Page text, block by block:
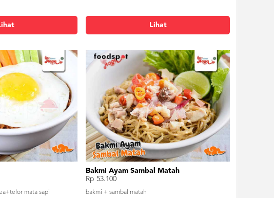
Lihat
mata sapi
Bakmi Ayam Sambal Matah
Rp 53.100
bakmi + sambal matah